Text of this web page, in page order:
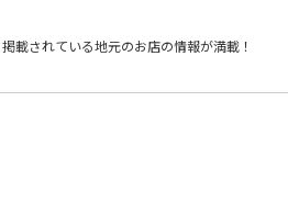
載されている地元のお店の情報が満載！